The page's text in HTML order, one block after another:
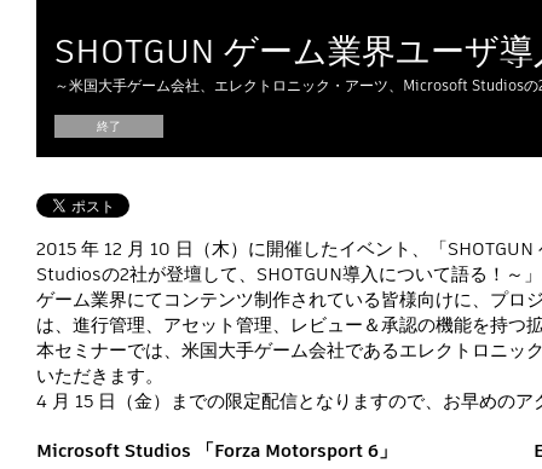
SHOTGUN ゲーム業界ユーザ
～米国大手ゲーム会社、エレクトロニック・アーツ、Microsoft Studios
終了
2015 年 12 月 10 日（木）に開催したイベント、「
Studiosの2社が登壇して、SHOTGUN導入について語る！～
ゲーム業界にてコンテンツ制作されている皆様向けに、プロ
は、進行管理、アセット管理、レビュー＆承認の機能を持つ
本セミナーでは、米国大手ゲーム会社であるエレクトロニ
いただきます。
4 月 15 日（金）までの限定配信となりますので、お早めの
Microsoft Studios 「Forza Motorsport 6」